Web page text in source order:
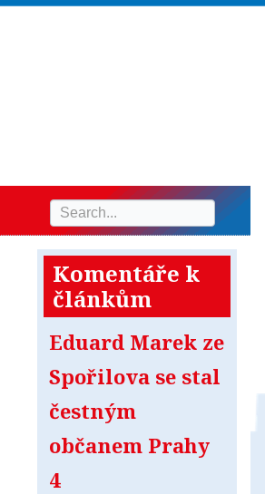
Komentáře k
článkům
Eduard Marek ze
Spořilova se stal
čestným
občanem Prahy
4